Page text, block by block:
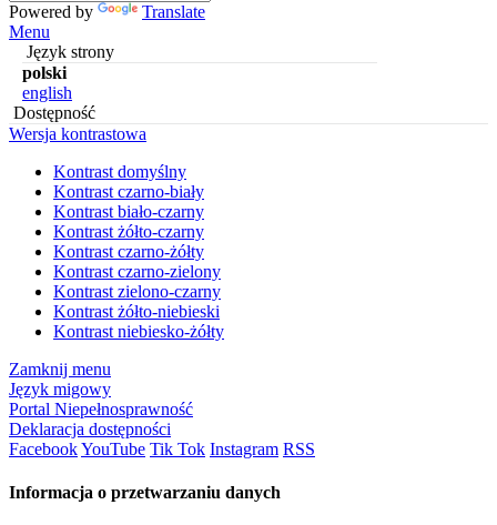
Powered by
Translate
Menu
Język strony
polski
english
Dostępność
Wersja kontrastowa
Kontrast domyślny
Kontrast czarno-biały
Kontrast biało-czarny
Kontrast żółto-czarny
Kontrast czarno-żółty
Kontrast czarno-zielony
Kontrast zielono-czarny
Kontrast żółto-niebieski
Kontrast niebiesko-żółty
Zamknij menu
Język migowy
Portal Niepełnosprawność
Deklaracja dostępności
FacebookYouTube Tik Tok Instagram RSS
Informacja o przetwarzaniu danych